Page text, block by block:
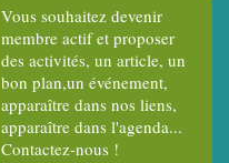
Vous souhaitez devenir
membre actif et proposer
des activités, un article, un
bon plan,un événement,
apparaître dans nos liens,
apparaître dans l'agenda...
Contactez-nous !